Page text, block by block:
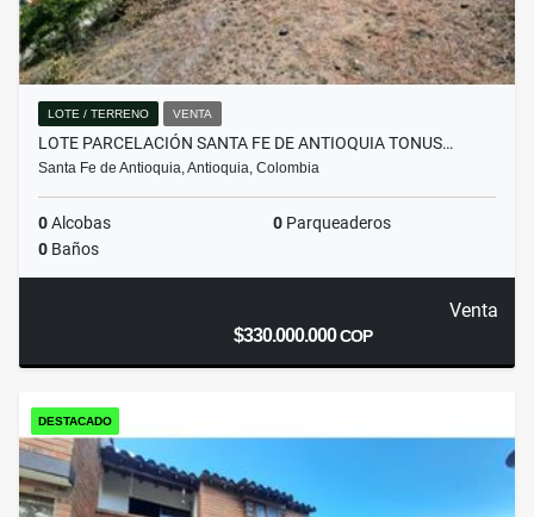
LOTE / TERRENO VENTA
LOTE PARCELACIÓN SANTA FE DE ANTIOQUIA TONUS…
Santa Fe de Antioquia, Antioquia, Colombia
0Alcobas 0 Parqueaderos
0 Baños
Venta
$330.000.000COP
DESTACADO